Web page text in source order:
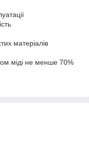
матеріалів
міді не менше 70%